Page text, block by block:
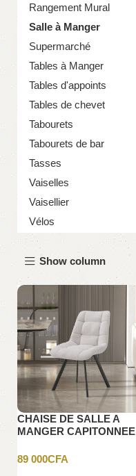
Rangement Mural
Salle à Manger
Supermarché
Tables à Manger
Tables d'appoints
Tables de chevet
Tabourets
Tabourets de bar
Tasses
Vaiselles
Vaisellier
Vélos
Show column
CHAISE DE SALLE A
MANGER CAPITONNEE
89 000CFA